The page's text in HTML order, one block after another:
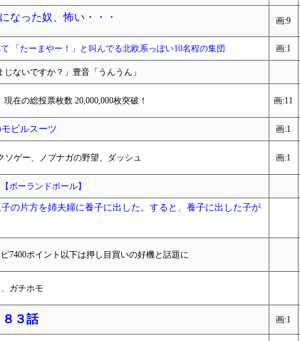
なった奴、怖い・・・ 画:9
「たーまやー！」と叫んでる北欧系っぽい10名程の集団 画:1
じないですか？」豊音「うんうん」
在の総投票枚数 20,000,000枚突破！ 画:11
ビルスーツ 画:1
ソゲー、ノブナガの野望、ダッシュ 画:1
ポーランドボール】
の片方を姉夫婦に養子に出した。すると、養子に出した子が
7400ポイント以下は押し目買いの好機と話題に
ガチホモ
３話 画:1